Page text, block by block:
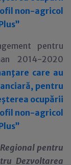
non-agricol
pentru
2014-2020
care au
pentru
ocupării
non-agricol
pentru
Dezvoltarea